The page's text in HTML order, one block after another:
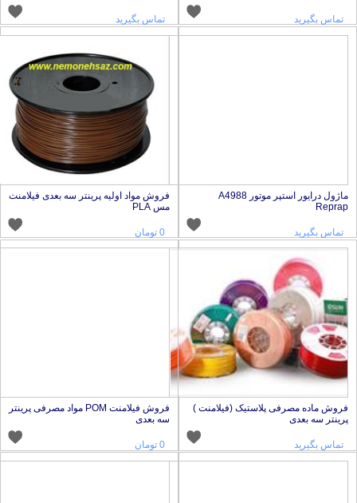
تماس بگیرید تماس بگیرید
ماژول درایور استپر موتور A4988
Reprap
تماس بگیرید
فروش مواد اولیه پرینتر سه بعدی فیلامنت
مس PLA
فروش ماده مصرفی پلاستیک (فیلامنت )
پرینتر سه بعدی
تماس بگیرید
فروش فیلامنت POM مواد مصرفی پرینتر
سه بعدی